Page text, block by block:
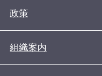
政策
組織案内